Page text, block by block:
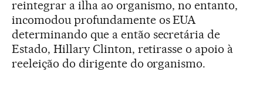
reintegrar a ilha ao organismo, no entanto,
incomodou profundamente os EUA
determinando que a então secretária de
Estado, Hillary Clinton, retirasse o apoio à
reeleição do dirigente do organismo.